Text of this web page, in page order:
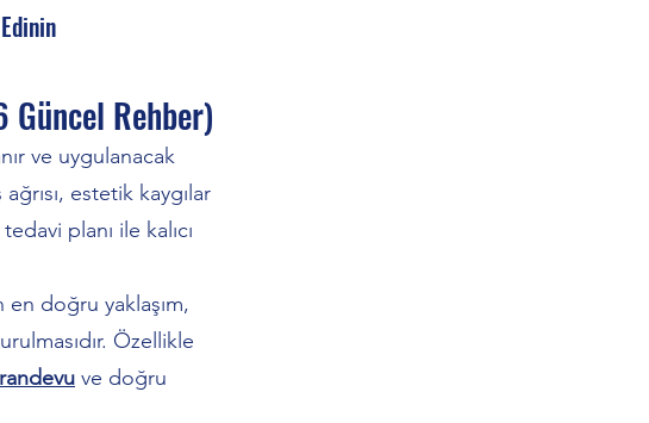
Rehber)
ve uygulanacak
estetik kaygılar
planı ile kalıcı
en doğru yaklaşım,
Özellikle
randevu ve doğru